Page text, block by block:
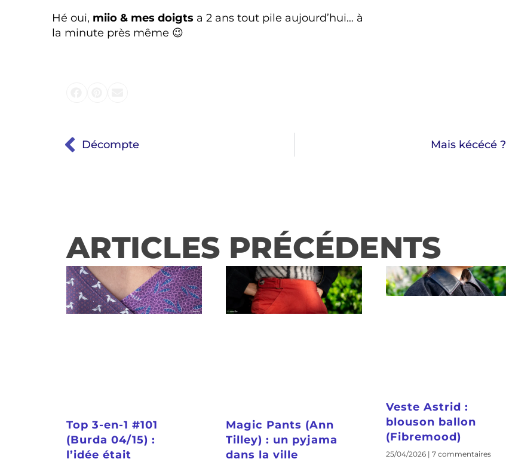
Hé oui, miio & mes doigts a 2 ans tout pile aujourd’hui… à
la minute près même 😉
Décompte Mais kécécé ?
ARTICLES PRÉCÉDENTS
Top 3-en-1 #101
(Burda 04/15) :
l’idée était
Magic Pants (Ann
Tilley) : un pyjama
dans la ville
Veste Astrid :
blouson ballon
(Fibremood)
25/04/2026 7 commentaires